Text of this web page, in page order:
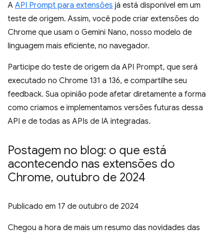
A API Prompt para extensões já está disponível em um
teste de origem. Assim, você pode criar extensões do
Chrome que usam o Gemini Nano, nosso modelo de
linguagem mais eficiente, no navegador.
Participe do teste de origem da API Prompt, que será
executado no Chrome 131 a 136, e compartilhe seu
feedback. Sua opinião pode afetar diretamente a forma
como criamos e implementamos versões futuras dessa
API e de todas as APIs de IA integradas.
Postagem no blog: o que está
acontecendo nas extensões do
Chrome, outubro de 2024
Publicado em 17 de outubro de 2024
Chegou a hora de mais um resumo das novidades das